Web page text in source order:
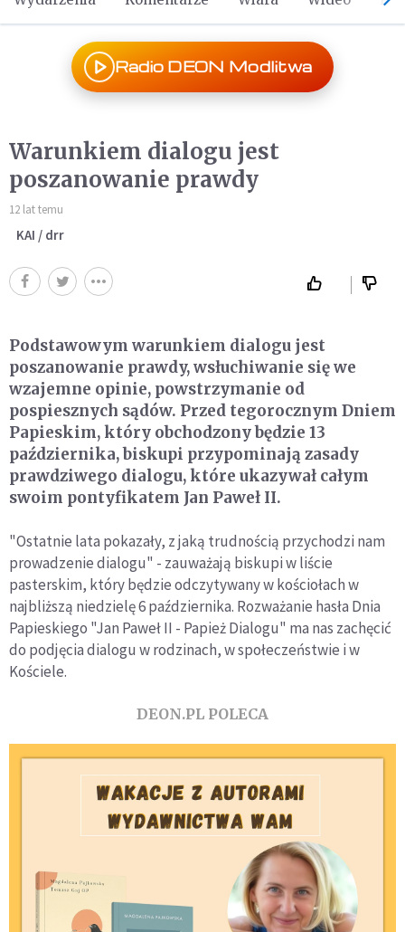
Radio DEON Modlitwa
Warunkiem dialogu jest
poszanowanie prawdy
12 lat temu
KAI / drr
Podstawowym warunkiem dialogu jest
poszanowanie prawdy, wsłuchiwanie się we
wzajemne opinie, powstrzymanie od
pospiesznych sądów. Przed tegorocznym Dniem
Papieskim, który obchodzony będzie 13
października, biskupi przypominają zasady
prawdziwego dialogu, które ukazywał całym
swoim pontyfikatem Jan Paweł II.
"Ostatnie lata pokazały, z jaką trudnością przychodzi nam
prowadzenie dialogu" - zauważają biskupi w liście
pasterskim, który będzie odczytywany w kościołach w
najbliższą niedzielę 6 października. Rozważanie hasła Dnia
Papieskiego "Jan Paweł II - Papież Dialogu" ma nas zachęcić
do podjęcia dialogu w rodzinach, w społeczeństwie i w
Kościele.
DEON.PL POLECA